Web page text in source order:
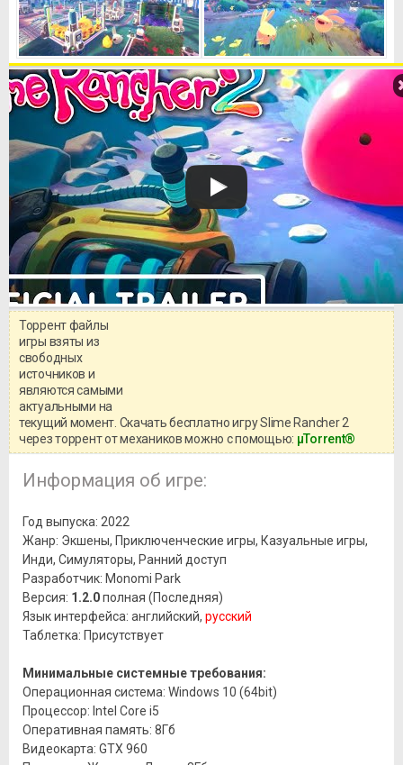
Торрент файлы
игры взяты из
свободных
источников и
являются самыми
актуальными на
текущий момент. Скачать бесплатно игру Slime Rancher 2
через торрент от механиков можно с помощью: μTorrent®
Информация об игре:
Год выпуска: 2022
Жанр: Экшены, Приключенческие игры, Казуальные игры,
Инди, Симуляторы, Ранний доступ
Разработчик: Monomi Park
Версия: 1.2.0полная (Последняя)
Язык интерфейса: английский, русский
Таблетка: Присутствует
Минимальные системные требования:
Операционная система: Windows 10 (64bit)
Процессор: Intel Core i5
Оперативная память: 8Гб
Видеокарта: GTX 960